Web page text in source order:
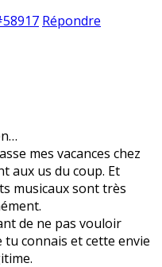
Répondre
mes vacances chez
aux us du coup. Et
musicaux sont très
de ne pas vouloir
connais et cette envie